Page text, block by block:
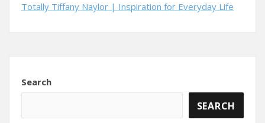
Totally Tiffany Naylor | Inspiration for Everyday Life
Search
SEARCH